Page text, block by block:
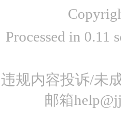
Processed in
违规内容投诉/未
邮箱